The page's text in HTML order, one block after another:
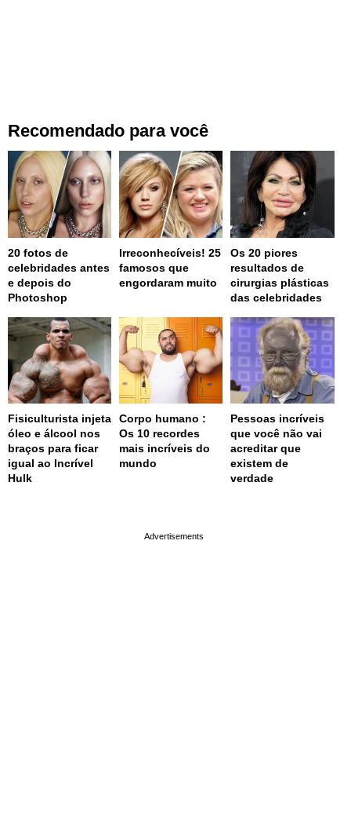
Recomendado para você
20 fotos de
celebridades antes
e depois do
Photoshop
Irreconhecíveis! 25
famosos que
engordaram muito
Os 20 piores
resultados de
cirurgias plásticas
das celebridades
Fisiculturista injeta
óleo e álcool nos
braços para ficar
igual ao Incrível
Hulk
Corpo humano :
Os 10 recordes
mais incríveis do
mundo
Pessoas incríveis
que você não vai
acreditar que
existem de
verdade